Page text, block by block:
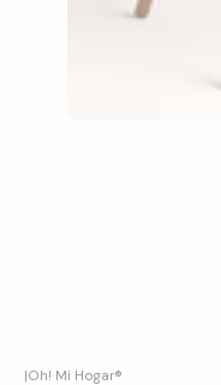
|Oh! Mi Hogar®